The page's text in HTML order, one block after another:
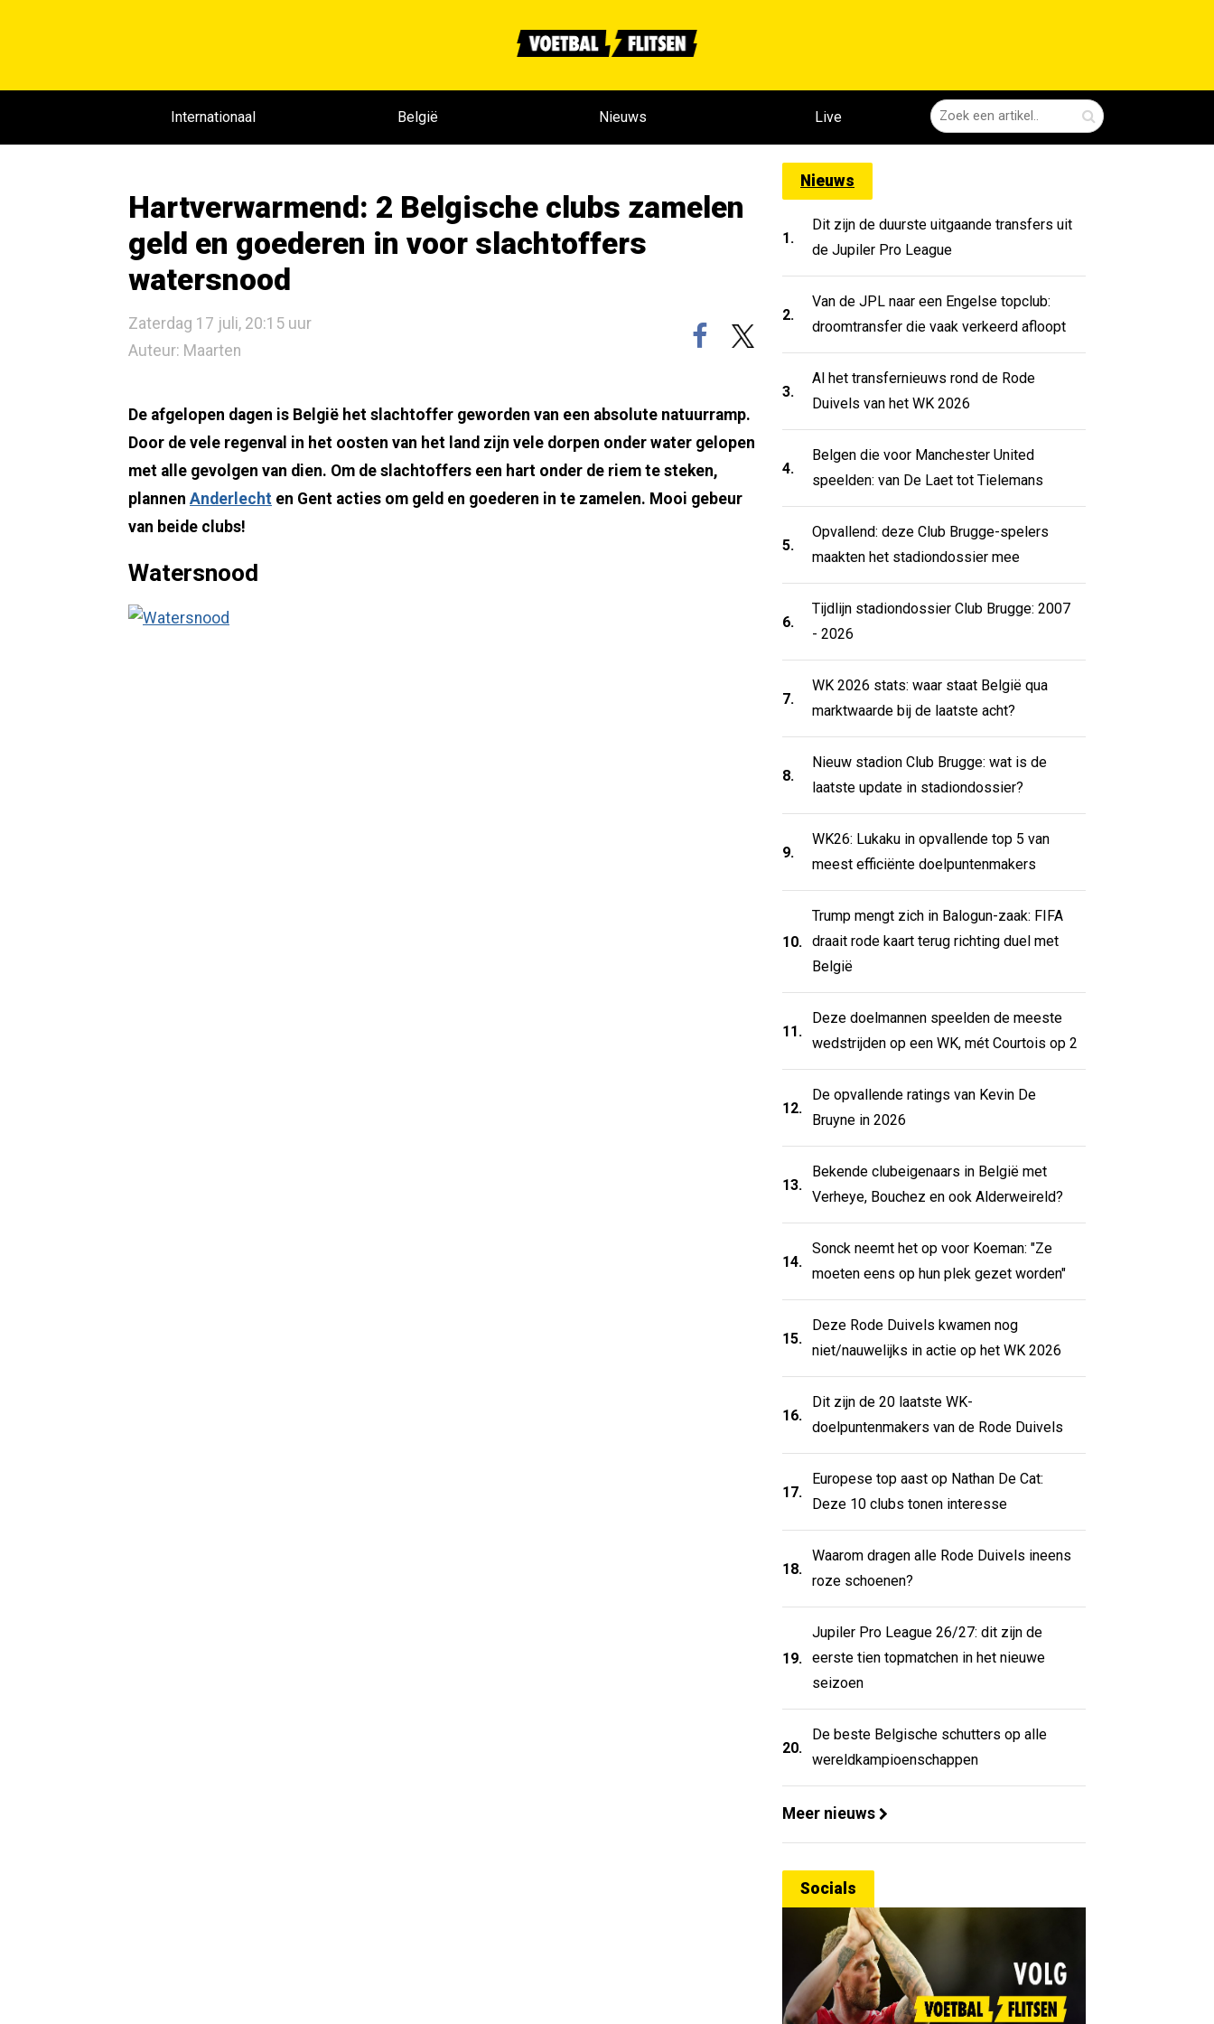
Internationaal België Nieuws Live
Hartverwarmend: 2 Belgische clubs zamelen
geld en goederen in voor slachtoffers
watersnood
Zaterdag 17 juli, 20:15 uur
Auteur: Maarten
De afgelopen dagen is België het slachtoffer geworden van een absolute natuurramp.
Door de vele regenval in het oosten van het land zijn vele dorpen onder water gelopen
met alle gevolgen van dien. Om de slachtoffers een hart onder de riem te steken,
plannen Anderlecht en Gent acties om geld en goederen in te zamelen. Mooi gebeur
van beide clubs!
Watersnood
Nieuws
1.
Dit zijn de duurste uitgaande transfers uit
de Jupiler Pro League
2.
Van de JPL naar een Engelse topclub:
droomtransfer die vaak verkeerd afloopt
3.
Al het transfernieuws rond de Rode
Duivels van het WK 2026
4.
Belgen die voor Manchester United
speelden: van De Laet tot Tielemans
5.
Opvallend: deze Club Brugge-spelers
maakten het stadiondossier mee
6.
Tijdlijn stadiondossier Club Brugge: 2007
- 2026
7.
WK 2026 stats: waar staat België qua
marktwaarde bij de laatste acht?
8.
Nieuw stadion Club Brugge: wat is de
laatste update in stadiondossier?
9.
WK26: Lukaku in opvallende top 5 van
meest efficiënte doelpuntenmakers
10.
Trump mengt zich in Balogun-zaak: FIFA
draait rode kaart terug richting duel met
België
11.
Deze doelmannen speelden de meeste
wedstrijden op een WK, mét Courtois op 2
12.
De opvallende ratings van Kevin De
Bruyne in 2026
13.
Bekende clubeigenaars in België met
Verheye, Bouchez en ook Alderweireld?
14.
Sonck neemt het op voor Koeman: "Ze
moeten eens op hun plek gezet worden"
15.
Deze Rode Duivels kwamen nog
niet/nauwelijks in actie op het WK 2026
16.
Dit zijn de 20 laatste WK-
doelpuntenmakers van de Rode Duivels
17.
Europese top aast op Nathan De Cat:
Deze 10 clubs tonen interesse
18.
Waarom dragen alle Rode Duivels ineens
roze schoenen?
19.
Jupiler Pro League 26/27: dit zijn de
eerste tien topmatchen in het nieuwe
seizoen
20.
De beste Belgische schutters op alle
wereldkampioenschappen
Meer nieuws
Socials